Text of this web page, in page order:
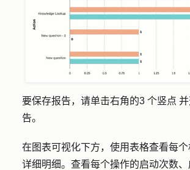
要保存报告，请单击右角的3 个竖点
告。
在图表可视化下方，使用表格查看每
详细明细。查看每个操作的启动次数